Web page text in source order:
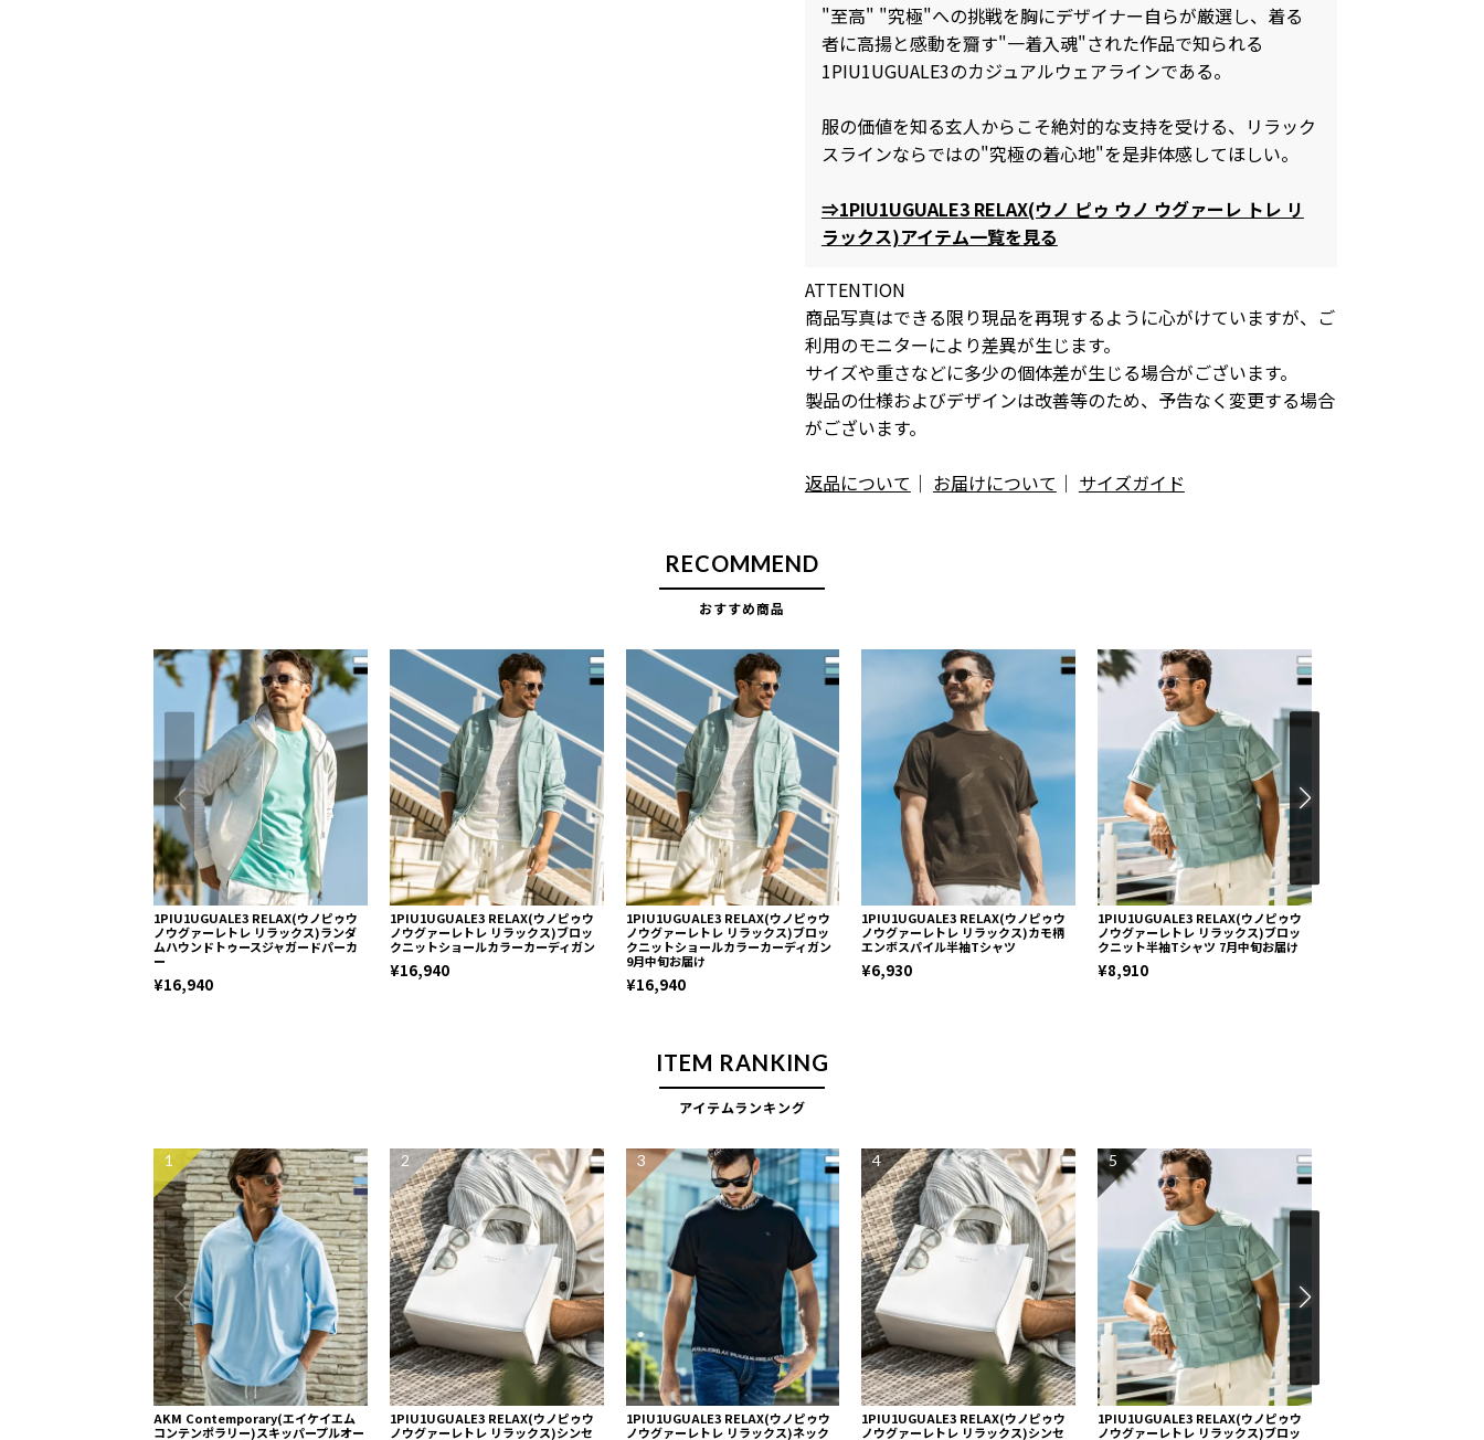
"至高" "究極"への挑戦を胸にデザイナー自らが厳選し、着る
者に高揚と感動を齎す"一着入魂"された作品で知られる
1PIU1UGUALE3のカジュアルウェアラインである。
服の価値を知る玄人からこそ絶対的な支持を受ける、リラック
スラインならではの"究極の着心地"を是非体感してほしい。
⇒1PIU1UGUALE3 RELAX(ウノ ピゥ ウノ ウグァーレ トレ リ
ラックス)アイテム一覧を見る
ATTENTION
商品写真はできる限り現品を再現するように心がけていますが、ご
利用のモニターにより差異が生じます。
サイズや重さなどに多少の個体差が生じる場合がございます。
製品の仕様およびデザインは改善等のため、予告なく変更する場合
がございます。
返品について ｜ お届けについて ｜ サイズガイド
RECOMMEND
おすすめ商品
1PIU1UGUALE3 RELAX(ウノピゥウ
ノウグァーレトレ リラックス)ランダ
ムハウンドトゥースジャガードパーカ
ー
¥16,940
1PIU1UGUALE3 RELAX(ウノピゥウ
ノウグァーレトレ リラックス)ブロッ
クニットショールカラーカーディガン
¥16,940
1PIU1UGUALE3 RELAX(ウノピゥウ
ノウグァーレトレ リラックス)ブロッ
クニットショールカラーカーディガン
9月中旬お届け
¥16,940
1PIU1UGUALE3 RELAX(ウノピゥウ
ノウグァーレトレ リラックス)カモ柄
エンボスパイル半袖Tシャツ
¥6,930
1PIU1UGUALE3 RELAX(ウノピゥウ
ノウグァーレトレ リラックス)ブロッ
クニット半袖Tシャツ 7月中旬お届け
¥8,910
ITEM RANKING
アイテムランキング
1
AKM Contemporary(エイケイエム
コンテンポラリー)スキッパープルオー
2
1PIU1UGUALE3 RELAX(ウノピゥウ
ノウグァーレトレ リラックス)シンセ
3
1PIU1UGUALE3 RELAX(ウノピゥウ
ノウグァーレトレ リラックス)ネック
4
1PIU1UGUALE3 RELAX(ウノピゥウ
ノウグァーレトレ リラックス)シンセ
5
1PIU1UGUALE3 RELAX(ウノピゥウ
ノウグァーレトレ リラックス)ブロッ